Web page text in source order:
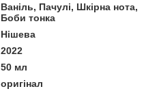
Ваніль, Пачулі, Шкірна нота,
Боби тонка
Нішева
2022
50 мл
оригінал